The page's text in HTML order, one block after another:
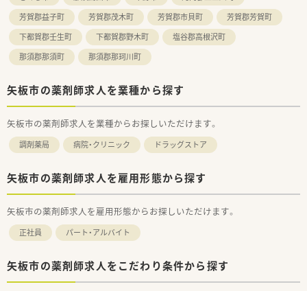
芳賀郡益子町
芳賀郡茂木町 芳賀郡市貝町
芳賀郡芳賀町
下都賀郡壬生町
下都賀郡野木町
塩谷郡高根沢町
那須郡那須町
那須郡那珂川町
矢板市の薬剤師求人を業種から探す
矢板市の薬剤師求人を業種からお探しいただけます。
調剤薬局 病院・クリニック ドラッグストア
矢板市の薬剤師求人を雇用形態から探す
矢板市の薬剤師求人を雇用形態からお探しいただけます。
正社員 パート・アルバイト
矢板市の薬剤師求人をこだわり条件から探す